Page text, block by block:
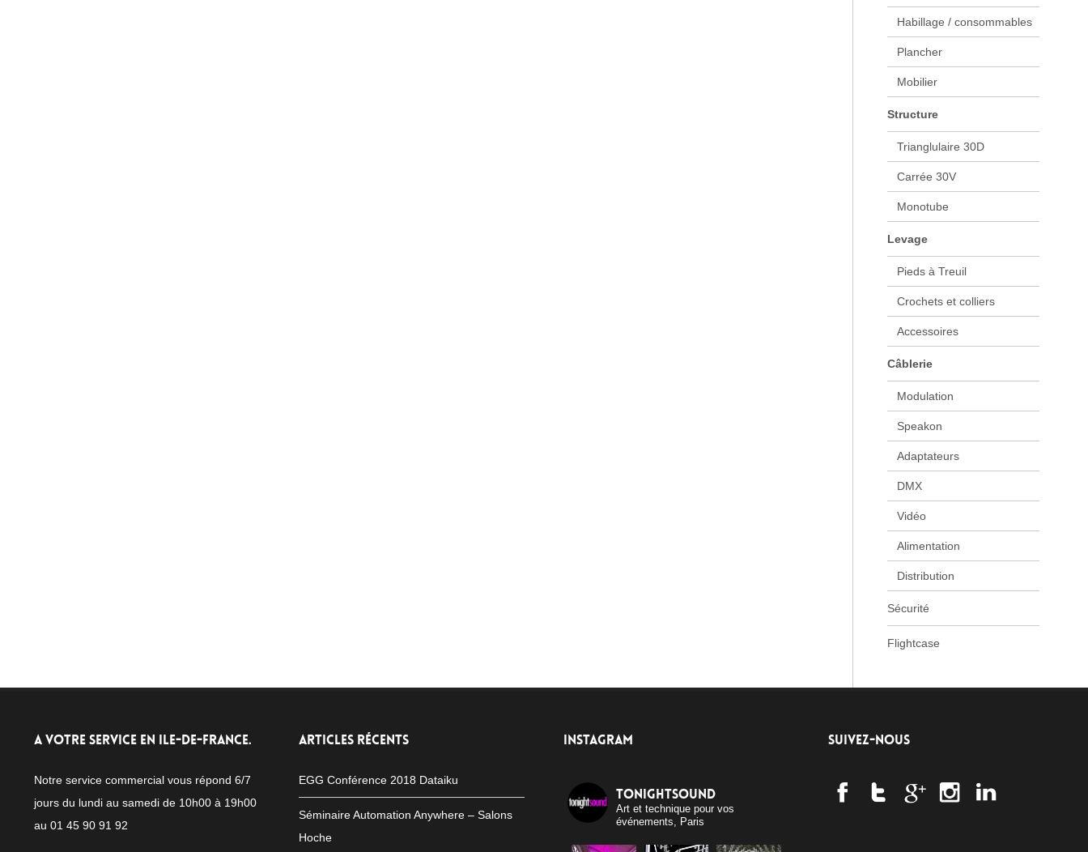
Habillage / consommables
Plancher
Mobilier
Structure
Trianglulaire 30D
Carrée 30V
Monotube
Levage
Pieds à Treuil
Crochets et colliers
Accessoires
Câblerie
Modulation
Speakon
Adaptateurs
DMX
Vidéo
Alimentation
Distribution
Sécurité
Flightcase
A VOTRE SERVICE EN ILE-DE-FRANCE.
Notre service commercial vous répond 6/7
jours du lundi au samedi de 10h00 à 19h00
au 01 45 90 91 92
ARTICLES RÉCENTS
EGG Conférence 2018 Dataiku
Séminaire Automation Anywhere – Salons
Hoche
INSTAGRAM
tonightsound
Art et technique pour vos
événements, Paris
SUIVEZ-NOUS